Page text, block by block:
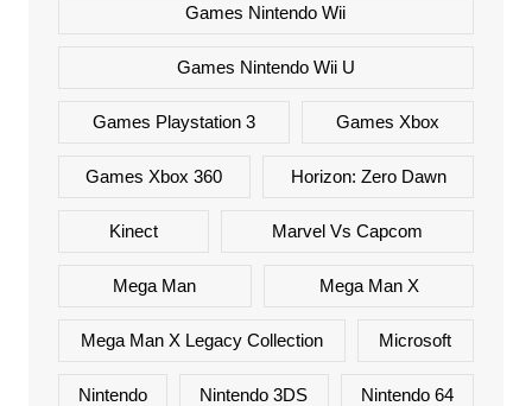
Games Nintendo Wii
Games Nintendo Wii U
Games Playstation 3 Games Xbox
Games Xbox 360 Horizon: Zero Dawn
Kinect Marvel Vs Capcom
Mega Man Mega Man X
Mega Man X Legacy Collection Microsoft
Nintendo Nintendo 3DS Nintendo 64